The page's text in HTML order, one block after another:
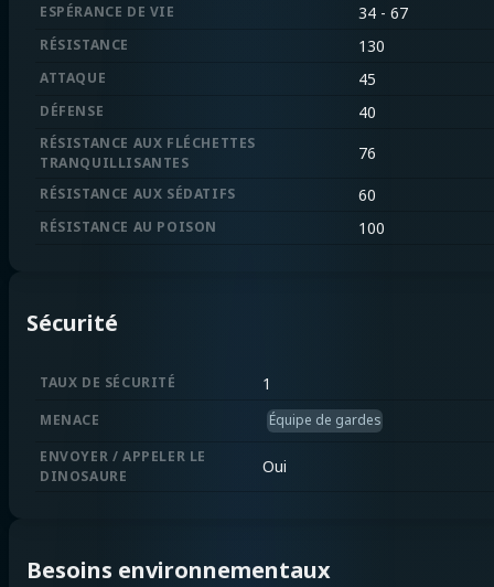
ESPÉRANCE DE VIE 34 - 67
RÉSISTANCE 130
ATTAQUE 45
DÉFENSE 40
RÉSISTANCE AUX FLÉCHETTES
TRANQUILLISANTES
76
RÉSISTANCE AUX SÉDATIFS 60
RÉSISTANCE AU POISON 100
Sécurité
TAUX DE SÉCURITÉ 1
MENACE
Équipe de gardes
ENVOYER / APPELER LE
DINOSAURE
Oui
Besoins environnementaux